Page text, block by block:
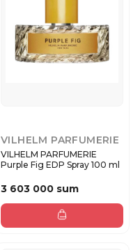
VILHELM PARFUMERIE
VILHELM PARFUMERIE
Purple Fig EDP Spray 100 ml
3 603 000 sum